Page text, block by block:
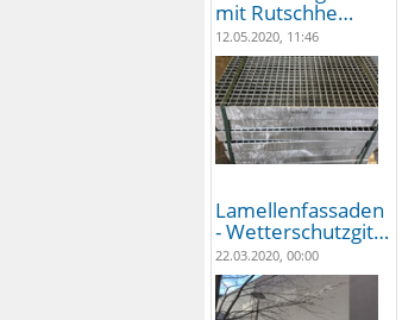
mit Rutschhe…
12.05.2020, 11:46
Lamellenfassaden
- Wetterschutzgit…
22.03.2020, 00:00